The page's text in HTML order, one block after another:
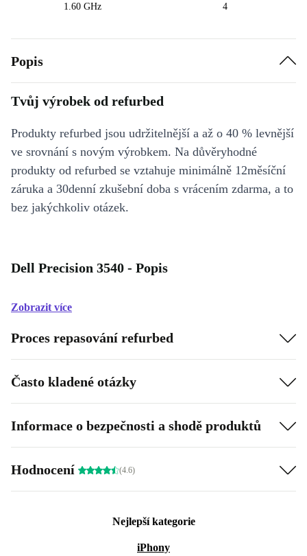
1.60 GHz
4
Popis
Tvůj výrobek od refurbed
Produkty refurbed jsou udržitelnější a až o 40 % levnější
ve srovnání s novým výrobkem. Na důvěryhodné
produkty od refurbed se vztahuje minimálně 12měsíční
záruka a 30denní zkušební doba s vrácením zdarma, a to
bez jakýchkoliv otázek.
Dell Precision 3540 - Popis
Zobrazit více
Proces repasování refurbed
Často kladené otázky
Informace o bezpečnosti a shodě produktů
Hodnocení (4.6)
Nejlepší kategorie
iPhony